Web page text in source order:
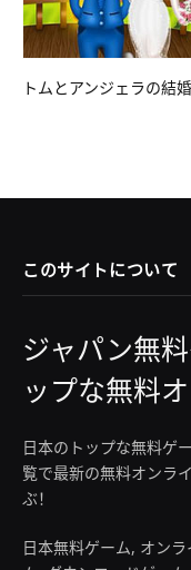
トムとアンジェラの結婚
このサイトについて
ジャパン無
ップな無料
日本のトップな無料ゲ
覧で最新の無料オンラ
ぶ！
日本無料ゲーム, オン